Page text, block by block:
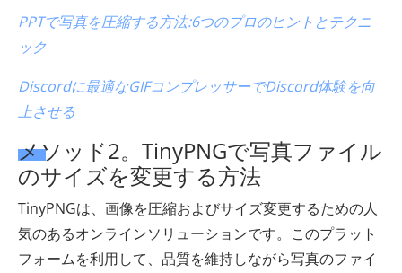
PPTで写真を圧縮する方法:6つのプロのヒントとテクニ
ック
Discordに最適なGIFコンプレッサーでDiscord体験を向
上させる
メソッド2。TinyPNGで写真ファイル
のサイズを変更する方法
TinyPNGは、画像を圧縮およびサイズ変更するための人
気のあるオンラインソリューションです。このプラット
フォームを利用して、品質を維持しながら写真のファイ